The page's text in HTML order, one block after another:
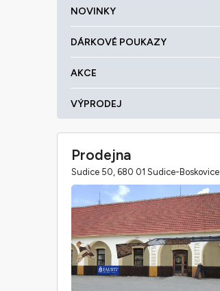
NOVINKY
DÁRKOVÉ POUKAZY
AKCE
VÝPRODEJ
Prodejna
Sudice 50, 680 01 Sudice-Boskovice